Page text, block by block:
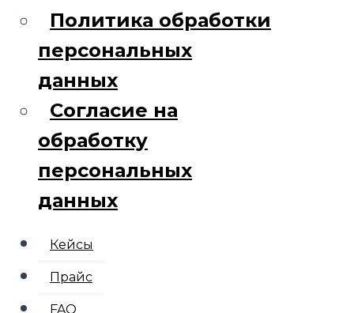
Политика обработки
персональных
данных
Согласие на
обработку
персональных
данных
Кейсы
Прайс
FAQ